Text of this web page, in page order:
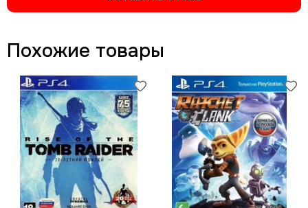
Похожие товары